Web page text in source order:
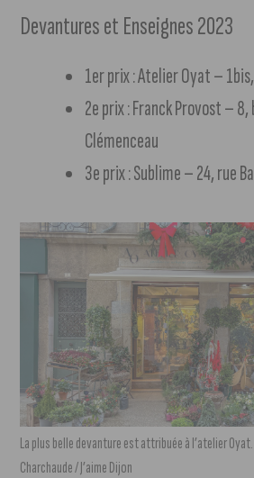
Devantures et Enseignes 2023
1er prix : Atelier Oyat –
2e prix : Franck Provost –
Clémenceau
3e prix : Sublime – 24, rue
La plus belle devanture est attribuée à l’atelier
Charchaude / J’aime Dijon